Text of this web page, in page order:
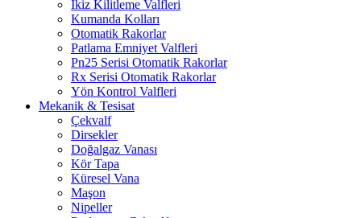
İkiz Kilitleme Valfleri
Kumanda Kolları
Otomatik Rakorlar
Patlama Emniyet Valfleri
Pn25 Serisi Otomatik Rakorlar
Rx Serisi Otomatik Rakorlar
Yön Kontrol Valfleri
Mekanik & Tesisat
Çekvalf
Dirsekler
Doğalgaz Vanası
Kör Tapa
Küresel Vana
Maşon
Nipeller